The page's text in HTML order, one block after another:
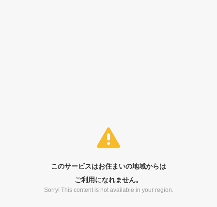
このサービスはお住まいの地域からは
ご利用になれません。
Sorry! This content is not available in your region.